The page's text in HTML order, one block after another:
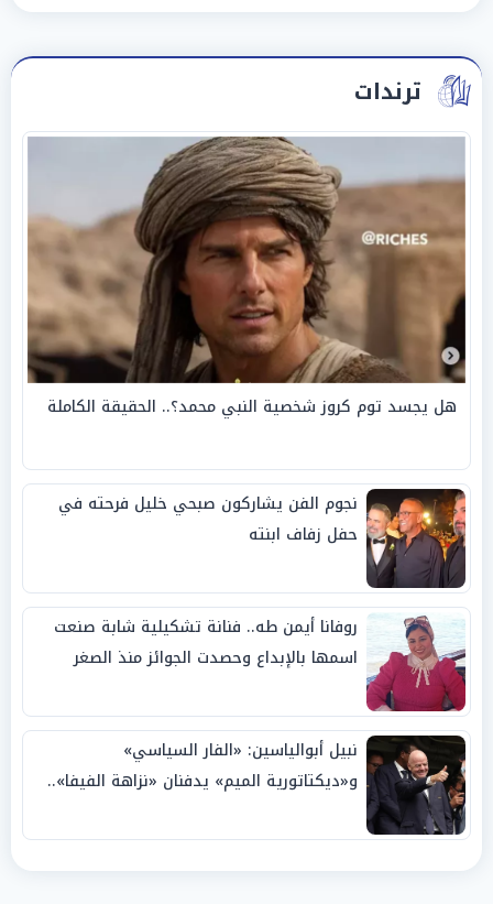
ترندات
هل يجسد توم كروز شخصية النبي محمد؟.. الحقيقة الكاملة
نجوم الفن يشاركون صبحي خليل فرحته في
حفل زفاف ابنته
روفانا أيمن طه.. فنانة تشكيلية شابة صنعت
اسمها بالإبداع وحصدت الجوائز منذ الصغر
نبيل أبوالياسين: «الفار السياسي»
و«ديكتاتورية الميم» يدفنان «نزاهة الفيفا»..